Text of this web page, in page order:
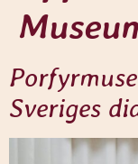
Sveriges